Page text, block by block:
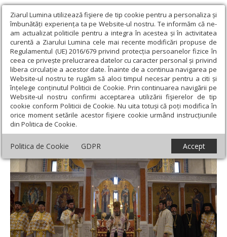
Ziarul Lumina utilizează fişiere de tip cookie pentru a personaliza și
îmbunătăți experiența ta pe Website-ul nostru. Te informăm că ne-
am actualizat politicile pentru a integra în acestea și în activitatea
curentă a Ziarului Lumina cele mai recente modificări propuse de
Regulamentul (UE) 2016/679 privind protecția persoanelor fizice în
ceea ce privește prelucrarea datelor cu caracter personal și privind
libera circulație a acestor date. Înainte de a continua navigarea pe
Website-ul nostru te rugăm să aloci timpul necesar pentru a citi și
înțelege conținutul Politicii de Cookie. Prin continuarea navigării pe
Website-ul nostru confirmi acceptarea utilizării fişierelor de tip
cookie conform Politicii de Cookie. Nu uita totuși că poți modifica în
orice moment setările acestor fişiere cookie urmând instrucțiunile
din Politica de Cookie.
Politica de Cookie GDPR Accept
Ziarul Lumina › Actualitate religioasă › Știri › Ședințele
Consiliului și Adunării eparhiale ale Episcopiei Oradiei
Ședințele Consiliului și Adunării eparhiale
ale Episcopiei Oradiei